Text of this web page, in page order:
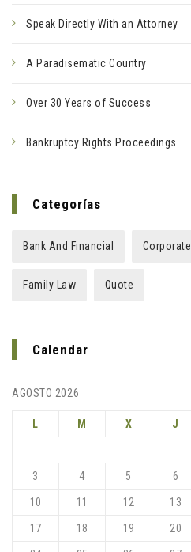
Speak Directly With an Attorney
A Paradisematic Country
Over 30 Years of Success
Bankruptcy Rights Proceedings
Categorías
Bank And Financial Corporate
Family Law Quote
Calendar
AGOSTO 2026
L M X J
3 4 5 6
10 11 12 13
17 18 19 20